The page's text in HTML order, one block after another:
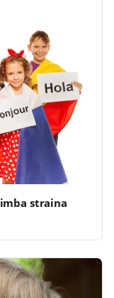
straina